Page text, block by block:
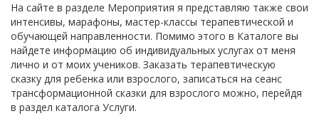
На сайте в разделе Мероприятия я представляю также свои
интенсивы, марафоны, мастер-классы терапевтической и
обучающей направленности. Помимо этого в Каталоге вы
найдете информацию об индивидуальных услугах от меня
лично и от моих учеников. Заказать терапевтическую
сказку для ребенка или взрослого, записаться на сеанс
трансформационной сказки для взрослого можно, перейдя
в раздел каталога Услуги.